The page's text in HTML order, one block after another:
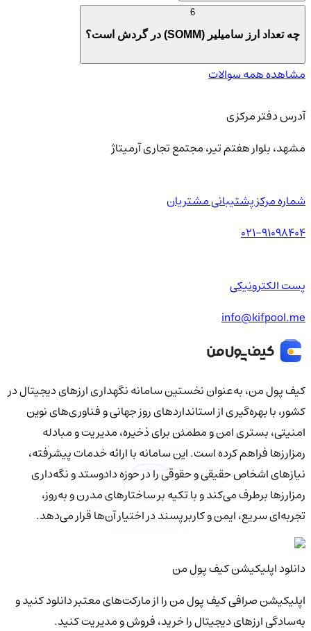
چه تعداد ارز سامیلیر (SOMM) در گردش است؟
مشاهده همه سوالات
آدرس دفتر مرکزی
مشهد، بلوار هفتم تیر، مجتمع تجاری آرمیتاژ
شماره مرکز پشتیبانی مشتریان
021-91098404
پست الکترونیکی
info@kifpool.me
کیف‌ پول من، به‌عنوان نخستین سامانه نگهداری ارزهای دیجیتال در
کشور، با بهره‌گیری از استانداردهای روز جهانی و فناوری‌های نوین
امنیتی، بستری امن و مطمئن برای ذخیره، مدیریت و مبادله
رمزارزها فراهم کرده است. این سامانه با ارائه خدمات پیشرفته،
نیازهای اشخاص حقیقی و حقوقی را در حوزه دادوستد و نگه‌داری
رمزارزها برطرف می‌کند و با تکیه بر ساختارهای مدرن و به‌روز،
تجربه‌ای سریع، ایمن و کاربرپسند در اختیار آن‌ها قرار می‌دهد.
دانلود اپلیکیشن کیف‌ پول من
اپلیکیشن صرافی کیف پول من را از مارکت‌های معتبر دانلود کنید و
به‌سادگی ارزهای دیجیتال را خرید، فروش و مدیریت کنید.